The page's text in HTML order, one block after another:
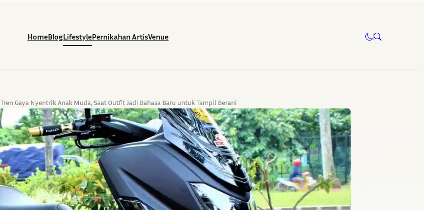
HomeBlogLifestylePernikahan ArtisVenue
Tren Gaya Nyentrik Anak Muda, Saat Outfit Jadi Bahasa Baru untuk Tampil Berani